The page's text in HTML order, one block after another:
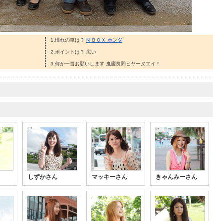
1.憧れの車は？ N ＢＯＸ ホンダ
2.ポイントは？ 広い
3.何か一言お願いします 鬼慶良間ヒヤーヌエイ！
しずかさん マッキーさん きゃんみーさん